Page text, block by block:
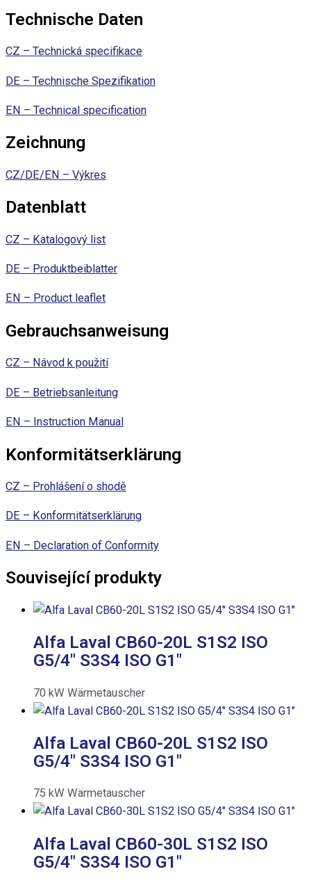
Technische Daten
CZ – Technická specifikace
DE – Technische Spezifikation
EN – Technical specification
Zeichnung
CZ/DE/EN – Výkres
Datenblatt
CZ – Katalogový list
DE – Produktbeiblatter
EN – Product leaflet
Gebrauchsanweisung
CZ – Návod k použití
DE – Betriebsanleitung
EN – Instruction Manual
Konformitätserklärung
CZ – Prohlášení o shodě
DE – Konformitätserklärung
EN – Declaration of Conformity
Související produkty
Alfa Laval CB60-20L S1S2 ISO
G5/4″ S3S4 ISO G1″
70 kW Wärmetauscher
Alfa Laval CB60-20L S1S2 ISO
G5/4″ S3S4 ISO G1″
75 kW Wärmetauscher
Alfa Laval CB60-30L S1S2 ISO
G5/4″ S3S4 ISO G1″